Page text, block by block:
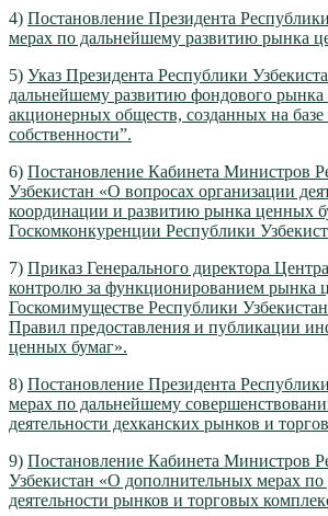
4) Постановление Президента
мерах по дальнейшему развитию рынка
5) Указ Президента Республики
дальнейшему развитию фондового
акционерных обществ, созданных на базе
собственности”.
6) Постановление Кабинета Министров
Узбекистан «О вопросах организации
координации и развитию рынка ценных
Госкомконкуренции Республики
7) Приказ Генерального директора
контролю за функционированием рынка
Госкомимуществе Республики
Правил предоставления и публикации
ценных бумаг».
8) Постановление Президента
мерах по дальнейшему
деятельности дехканских рынков и
9) Постановление Кабинета Министров
Узбекистан «О дополнительных мерах
деятельности рынков и торговых